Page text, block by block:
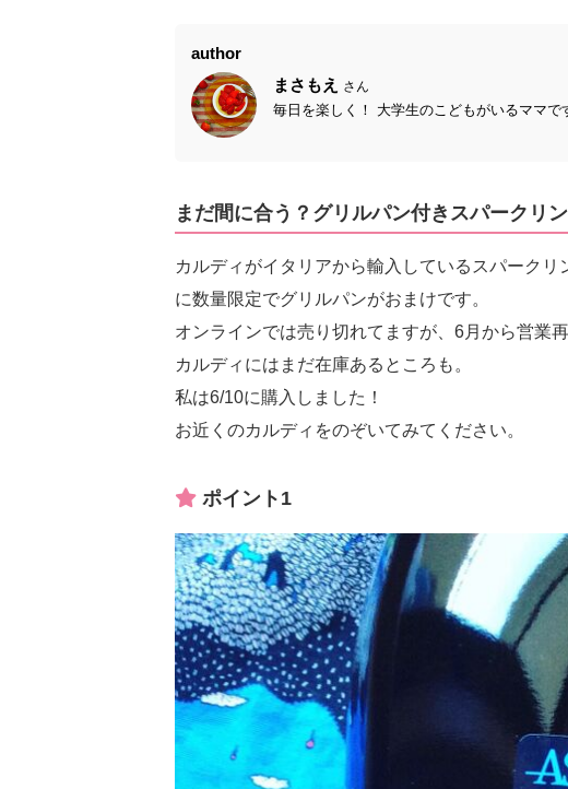
author
まさもえ
さん
毎日を楽しく！ 大学生のこどもがいるママで
まだ間に合う？グリルパン付きスパーク
カルディがイタリアから輸入しているスパーク
に数量限定でグリルパンがおまけです。
オンラインでは売り切れてますが、6月から営業
カルディにはまだ在庫あるところも。
私は6/10に購入しました！
お近くのカルディをのぞいてみてください。
ポイント1